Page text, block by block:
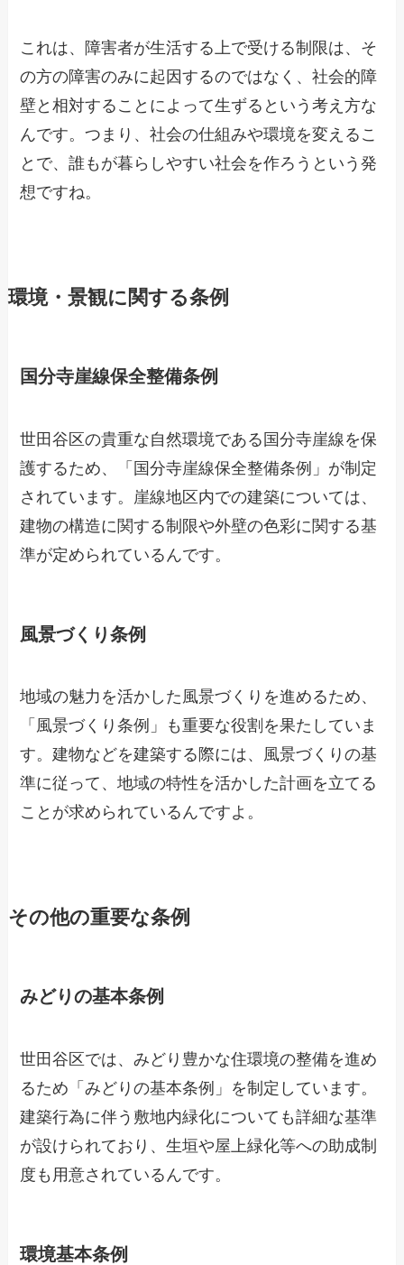
これは、障害者が生活する上で受ける制限は、そ
の方の障害のみに起因するのではなく、社会的障
壁と相対することによって生ずるという考え方な
んです。つまり、社会の仕組みや環境を変えるこ
とで、誰もが暮らしやすい社会を作ろうという発
想ですね。
環境・景観に関する条例
国分寺崖線保全整備条例
世田谷区の貴重な自然環境である国分寺崖線を保
護するため、「国分寺崖線保全整備条例」が制定
されています。崖線地区内での建築については、
建物の構造に関する制限や外壁の色彩に関する基
準が定められているんです。
風景づくり条例
地域の魅力を活かした風景づくりを進めるため、
「風景づくり条例」も重要な役割を果たしていま
す。建物などを建築する際には、風景づくりの基
準に従って、地域の特性を活かした計画を立てる
ことが求められているんですよ。
その他の重要な条例
みどりの基本条例
世田谷区では、みどり豊かな住環境の整備を進め
るため「みどりの基本条例」を制定しています。
建築行為に伴う敷地内緑化についても詳細な基準
が設けられており、生垣や屋上緑化等への助成制
度も用意されているんです。
環境基本条例